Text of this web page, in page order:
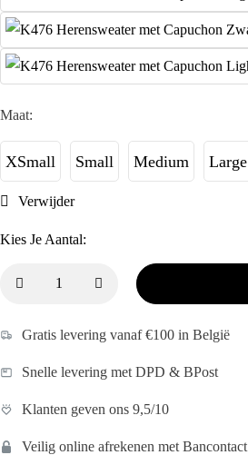
Maat:
XSmall Small Medium Large
Verwijder
Kies Je Aantal:
Gratis levering vanaf €100 in België
Snelle levering met DPD & BPost
Klanten geven ons 9,5/10
Veilig online afrekenen met Bancontact